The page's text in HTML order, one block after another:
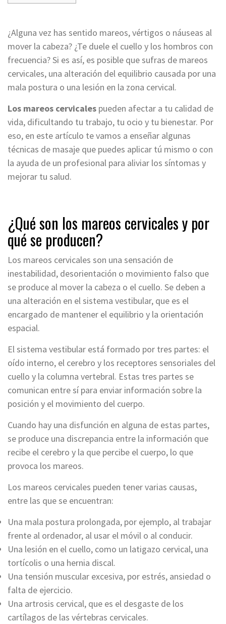
¿Alguna vez has sentido mareos, vértigos o náuseas al
mover la cabeza? ¿Te duele el cuello y los hombros con
frecuencia? Si es así, es posible que sufras de mareos
cervicales, una alteración del equilibrio causada por una
mala postura o una lesión en la zona cervical.
Los mareos cervicales pueden afectar a tu calidad de
vida, dificultando tu trabajo, tu ocio y tu bienestar. Por
eso, en este artículo te vamos a enseñar algunas
técnicas de masaje que puedes aplicar tú mismo o con
la ayuda de un profesional para aliviar los síntomas y
mejorar tu salud.
¿Qué son los mareos cervicales y por
qué se producen?
Los mareos cervicales son una sensación de
inestabilidad, desorientación o movimiento falso que
se produce al mover la cabeza o el cuello. Se deben a
una alteración en el sistema vestibular, que es el
encargado de mantener el equilibrio y la orientación
espacial.
El sistema vestibular está formado por tres partes: el
oído interno, el cerebro y los receptores sensoriales del
cuello y la columna vertebral. Estas tres partes se
comunican entre sí para enviar información sobre la
posición y el movimiento del cuerpo.
Cuando hay una disfunción en alguna de estas partes,
se produce una discrepancia entre la información que
recibe el cerebro y la que percibe el cuerpo, lo que
provoca los mareos.
Los mareos cervicales pueden tener varias causas,
entre las que se encuentran:
Una mala postura prolongada, por ejemplo, al trabajar
frente al ordenador, al usar el móvil o al conducir.
Una lesión en el cuello, como un latigazo cervical, una
tortícolis o una hernia discal.
Una tensión muscular excesiva, por estrés, ansiedad o
falta de ejercicio.
Una artrosis cervical, que es el desgaste de los
cartílagos de las vértebras cervicales.